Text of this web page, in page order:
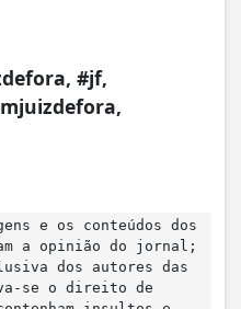
#jf,
e os conteúdos dos
a opinião do jornal;
dos autores das
se o direito de